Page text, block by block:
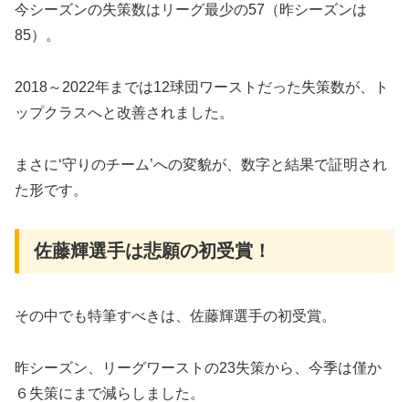
今シーズンの失策数はリーグ最少の57（昨シーズンは
85）。
2018～2022年までは12球団ワーストだった失策数が、ト
ップクラスへと改善されました。
まさに‘守りのチーム’への変貌が、数字と結果で証明され
た形です。
佐藤輝選手は悲願の初受賞！
その中でも特筆すべきは、佐藤輝選手の初受賞。
昨シーズン、リーグワーストの23失策から、今季は僅か
６失策にまで減らしました。